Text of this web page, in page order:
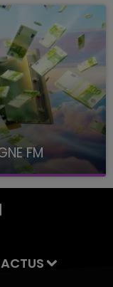
FM
8H10
ACTUS